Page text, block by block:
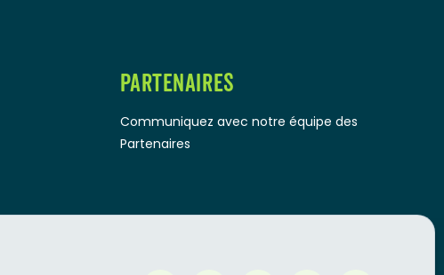
PARTENAIRES
Communiquez avec notre équipe des
Partenaires